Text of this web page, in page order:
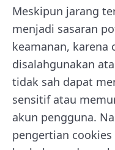
Meskipun jarang
menjadi sasaran
keamanan, karena
disalahgunakan
tidak sah dapat
sensitif atau
akun pengguna.
pengertian